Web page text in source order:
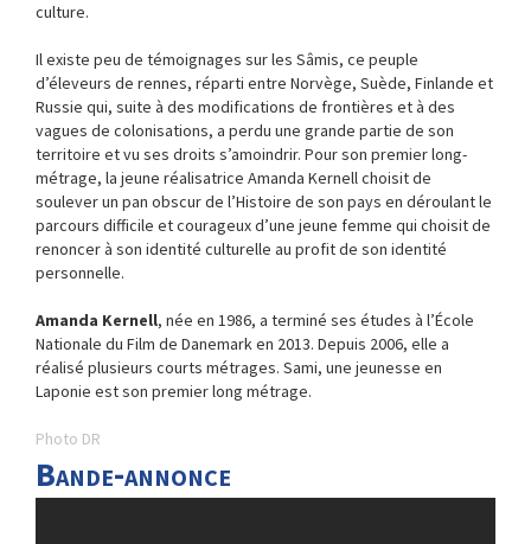
culture.
Il existe peu de témoignages sur les Sâmis, ce peuple
d’éleveurs de rennes, réparti entre Norvège, Suède, Finlande et
Russie qui, suite à des modifications de frontières et à des
vagues de colonisations, a perdu une grande partie de son
territoire et vu ses droits s’amoindrir. Pour son premier long-
métrage, la jeune réalisatrice Amanda Kernell choisit de
soulever un pan obscur de l’Histoire de son pays en déroulant le
parcours difficile et courageux d’une jeune femme qui choisit de
renoncer à son identité culturelle au profit de son identité
personnelle.
Amanda Kernell, née en 1986, a terminé ses études à l’École
Nationale du Film de Danemark en 2013. Depuis 2006, elle a
réalisé plusieurs courts métrages. Sami, une jeunesse en
Laponie est son premier long métrage.
Photo DR
Bande-annonce